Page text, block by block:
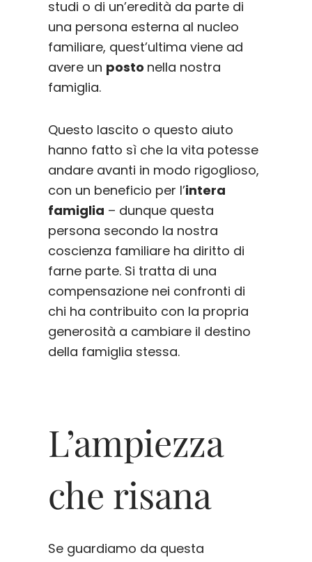
studi o di un’eredità da parte di
una persona esterna al nucleo
familiare, quest’ultima viene ad
avere un posto nella nostra
famiglia.
Questo lascito o questo aiuto
hanno fatto sì che la vita potesse
andare avanti in modo rigoglioso,
con un beneficio per l’intera
famiglia – dunque questa
persona secondo la nostra
coscienza familiare ha diritto di
farne parte. Si tratta di una
compensazione nei confronti di
chi ha contribuito con la propria
generosità a cambiare il destino
della famiglia stessa.
L’ampiezza
che risana
Se guardiamo da questa